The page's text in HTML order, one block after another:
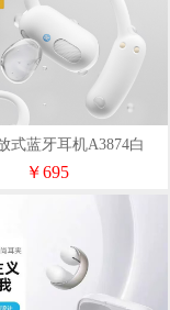
式蓝牙耳机A3874白
￥695